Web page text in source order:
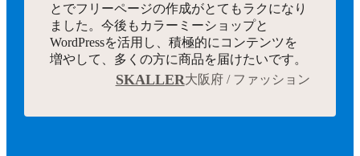
とでフリーページの作成がとてもラクになり
ました。今後もカラーミーショップと
WordPressを活用し、積極的にコンテンツを
増やして、多くの方に商品を届けたいです。
SKALLER大阪府 / ファッション